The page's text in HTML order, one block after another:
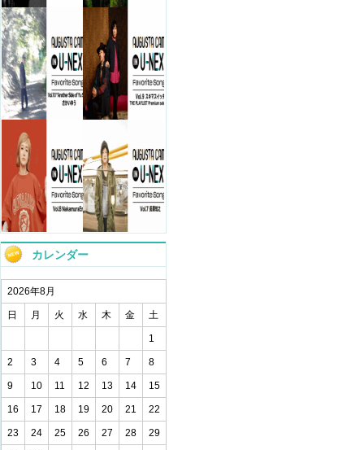
カレンダー
2026年8月
日 月 火 水 木 金 土
1
2 3 4 5 6 7 8
9 10 11 12 13 14 15
16 17 18 19 20 21 22
23 24 25 26 27 28 29